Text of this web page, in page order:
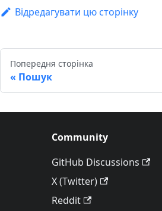
Відредагувати цю сторінку
Попередня сторінка
Пошук
Community
GitHub Discussions
X (Twitter)
Reddit